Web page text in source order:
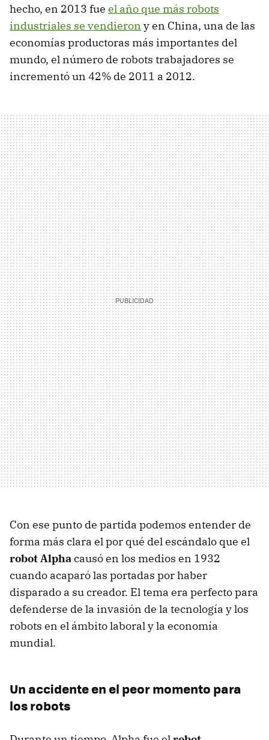
hecho, en 2013 fue el año que más robots
industriales se vendieron y en China, una de las
economías productoras más importantes del
mundo, el número de robots trabajadores se
incrementó un 42% de 2011 a 2012.
Con ese punto de partida podemos entender de
forma más clara el por qué del escándalo que el
robot Alphacausó en los medios en 1932
cuando acaparó las portadas por haber
disparado a su creador. El tema era perfecto para
defenderse de la invasión de la tecnología y los
robots en el ámbito laboral y la economía
mundial.
Un accidente en el peor momento para
los robots